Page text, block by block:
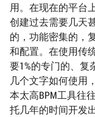
用。在现在的平台
创建过去需要几天
的，功能密集的，
和配置。在使用传
要1%的专门的、复
几个文字如何使用
本太高BPM工具往
托几年的时间开发